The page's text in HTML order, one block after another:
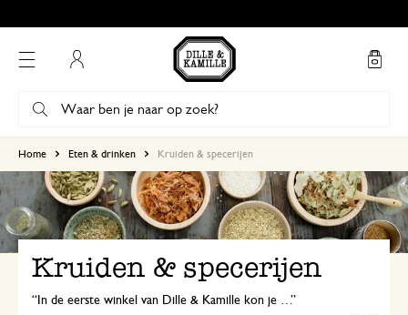
Home Eten & drinken Kruiden & specerijen
Kruiden & specerijen
In de eerste winkel van Dille & Kamille kon je al terecht voor de lekkerste kruiden en specerijen. En nu nog steeds: ontdek zelf ons ruime assortiment!